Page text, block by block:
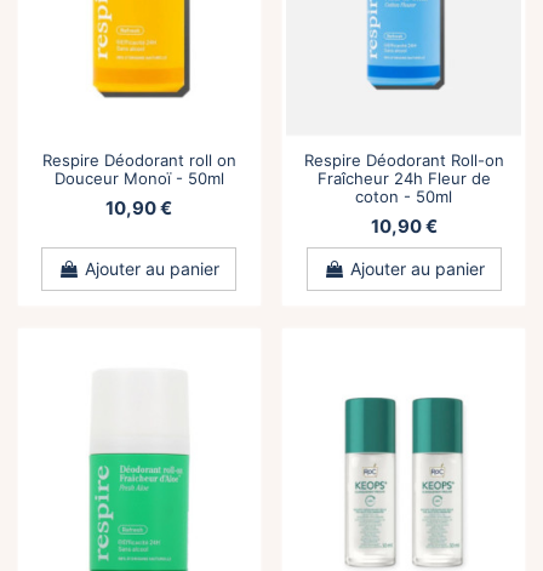
Respire Déodorant roll on
Douceur Monoï - 50ml
10,90 €
Ajouter au panier
Respire Déodorant Roll-on
Fraîcheur 24h Fleur de
coton - 50ml
10,90 €
Ajouter au panier